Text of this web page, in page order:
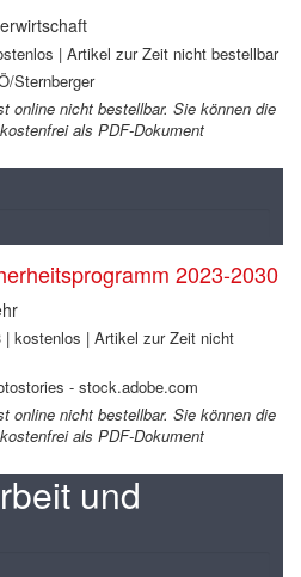
| Artikel zur Zeit nicht bestellbar
Sternberger
online nicht bestellbar. Sie können die
als PDF-Dokument
2023-2030
| kostenlos | Artikel zur Zeit nicht
- stock.adobe.com
online nicht bestellbar. Sie können die
als PDF-Dokument
und